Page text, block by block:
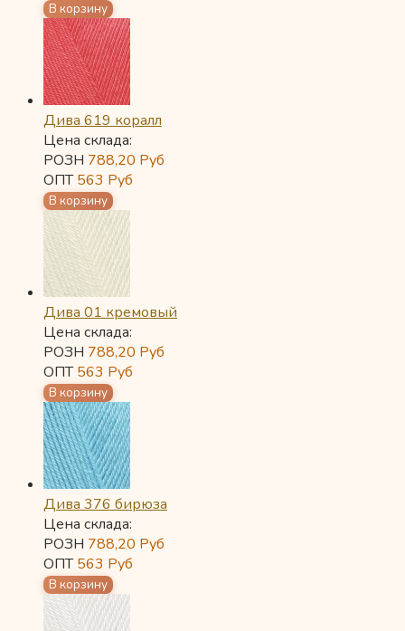
Дива 619 коралл
Цена склада:
РОЗН 788,20 Руб
ОПТ563 Руб
Дива 01 кремовый
Цена склада:
РОЗН 788,20 Руб
ОПТ563 Руб
Дива 376 бирюза
Цена склада:
РОЗН 788,20 Руб
ОПТ563 Руб